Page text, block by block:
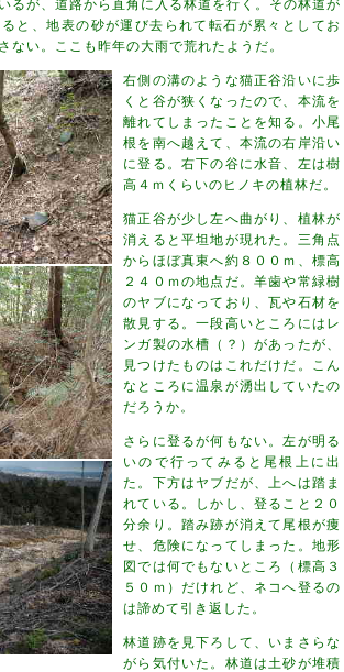
るが、道路から直角に入る林道を行く。その林道が
と、地表の砂が運び去られて転石が累々としてお
ない。ここも昨年の大雨で荒れたようだ。
右側の溝のような猫正谷沿いに歩
くと谷が狭くなったので、本流を
離れてしまったことを知る。小尾
根を南へ越えて、本流の右岸沿い
に登る。右下の谷に水音、左は樹
高４ｍくらいのヒノキの植林だ。
猫正谷が少し左へ曲がり、植林が
消えると平坦地が現れた。三角点
からほぼ真東へ約８００ｍ、標高
２４０ｍの地点だ。羊歯や常緑樹
のヤブになっており、瓦や石材を
散見する。一段高いところにはレ
ンガ製の水槽（？）があったが、
見つけたものはこれだけだ。こん
なところに温泉が湧出していたの
だろうか。
さらに登るが何もない。左が明る
いので行ってみると尾根上に出
た。下方はヤブだが、上へは踏ま
れている。しかし、登ること２０
分余り。踏み跡が消えて尾根が痩
せ、危険になってしまった。地形
図では何でもないところ（標高３
５０ｍ）だけれど、ネコへ登るの
は諦めて引き返した。
林道跡を見下ろして、いまさらな
がら気付いた。林道は土砂が堆積